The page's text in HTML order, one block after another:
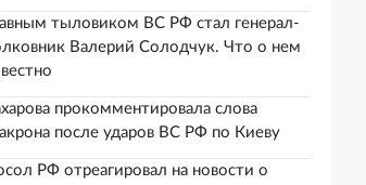
тыловиком ВС РФ стал генерал-
Валерий Солодчук. Что о нем
прокомментировала слова
после ударов ВС РФ по Киеву
РФ отреагировал на новости о